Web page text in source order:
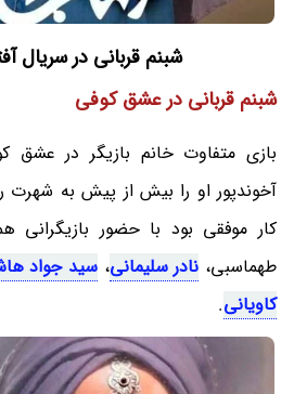
شبنم قربانی در سریال
شبنم قربانی در عشق کوفی
بازی متفاوت خانم بازیگر در عشق
آخوندپور او را بیش از پیش به
کار موفقی بود با حضور بازیگرانی
طهماسبی، نادر سلیمانی، سید جواد
کاویانی.